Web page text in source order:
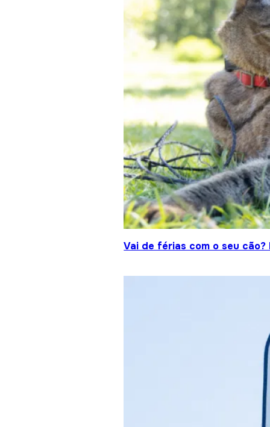
Vai de férias com o seu